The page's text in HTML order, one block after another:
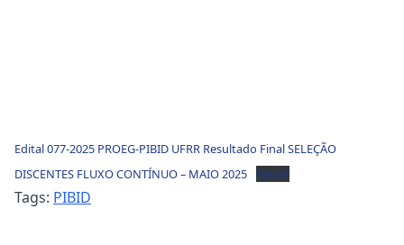
Edital 077-2025 PROEG-PIBID UFRR Resultado Final SELEÇÃO
DISCENTES FLUXO CONTÍNUO – MAIO 2025
Baixar
Tags: PIBID